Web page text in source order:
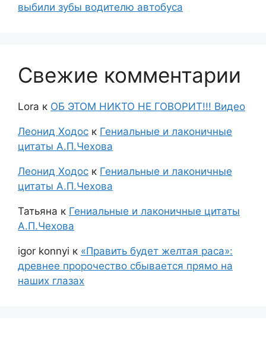
выбили зубы водителю автобуса
Свежие комментарии
Lora к ОБ ЭТОМ НИКТО НЕ ГОВОРИТ!!! Видео
Леонид Ходос к Гениальные и лаконичные
цитаты А.П.Чехова
Леонид Ходос к Гениальные и лаконичные
цитаты А.П.Чехова
Татьяна к Гениальные и лаконичные цитаты
А.П.Чехова
igor konnyi к «Править будет желтая раса»:
древнее пророчество сбывается прямо на
наших глазах